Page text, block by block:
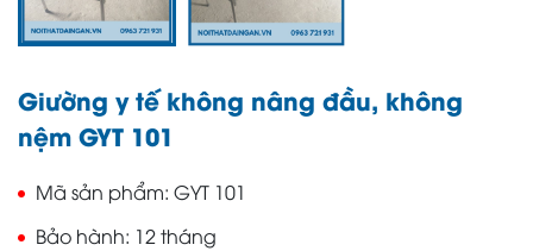
Giường y tế không nâng đầu, không
nệm GYT 101
Mã sản phẩm GYT 101
Bảo hành 12 tháng